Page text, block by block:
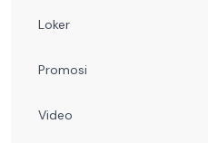
Loker
Promosi
Video